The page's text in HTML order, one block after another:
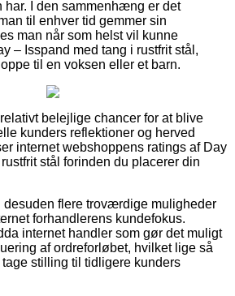
har. I den sammenhæng er det
til enhver tid gemmer sin
man når som helst vil kunne
– Isspand med tang i rustfrit stål,
til en voksen eller et barn.
belejlige chancer for at blive
kunders reflektioner og herved
internet webshoppens ratings af Day
stål forinden du placerer din
desuden flere troværdige muligheder
forhandlerens kundefokus.
internet handler som gør det muligt
af ordreforløbet, hvilket lige så
stilling til tidligere kunders